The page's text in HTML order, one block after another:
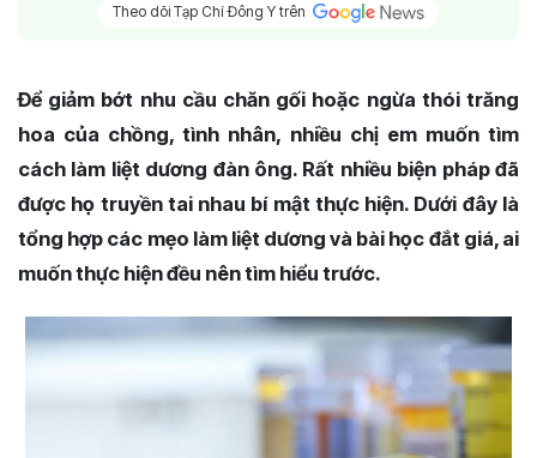
Theo dõi Tạp Chí Đông Y trên
Để giảm bớt nhu cầu chăn gối hoặc ngừa thói trăng
hoa của chồng, tình nhân, nhiều chị em muốn tìm
cách làm liệt dương đàn ông. Rất nhiều biện pháp đã
được họ truyền tai nhau bí mật thực hiện. Dưới đây là
tổng hợp các mẹo làm liệt dương và bài học đắt giá, ai
muốn thực hiện đều nên tìm hiểu trước.